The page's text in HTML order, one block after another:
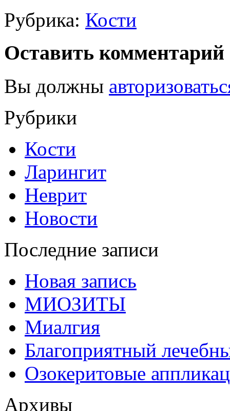
Рубрика: Кости
Оставить комментарий
Вы должны
Рубрики
Кости
Ларингит
Неврит
Новости
Последние записи
Новая запись
МИОЗИТЫ
Миалгия
Благоприятный
Озокеритовые
Архивы